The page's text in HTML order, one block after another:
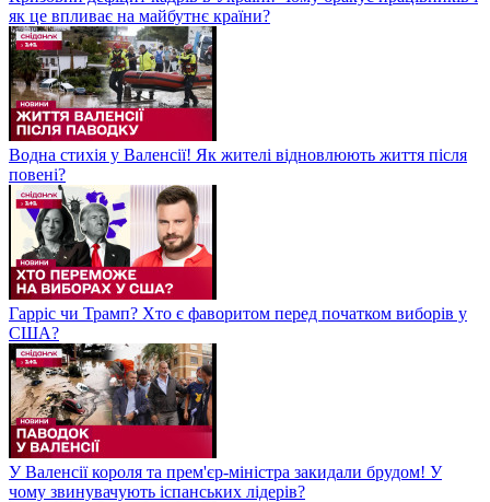
як це впливає на майбутнє країни?
Водна стихія у Валенсії! Як жителі відновлюють життя після
повені?
Гарріс чи Трамп? Хто є фаворитом перед початком виборів у
США?
У Валенсії короля та прем'єр-міністра закидали брудом! У
чому звинувачують іспанських лідерів?